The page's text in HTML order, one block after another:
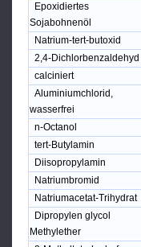
Epoxidiertes
Sojabohnenöl
Natrium-tert-butoxid
2,4-Dichlorbenzaldehyd
calciniert
Aluminiumchlorid,
wasserfrei
n-Octanol
tert-Butylamin
Diisopropylamin
Natriumbromid
Natriumacetat-Trihydrat
Dipropylen glycol
Methylether